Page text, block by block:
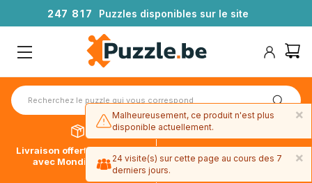
247 81 7 Puzzles disponibles sur le site
Livraison offerte dès 39€*
avec Mondial Relay
Paiement en 4x sans frais
avec Paypal
×
Malheureusement, ce produit n'est plus
disponible actuellement.
×
24 visite(s) sur cette page au cours des 7
derniers jours.